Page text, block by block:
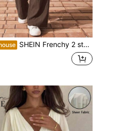
SHEIN Frenchy 2 stk./sæt damebukser i 100% bomuld til afslappede ferier, sommertøj til kvinder, afslappet outfit til kvinder